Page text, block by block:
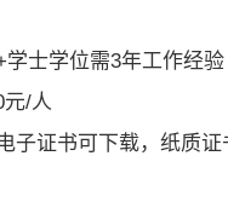
士学位需3年工作经验
/人
子证书可下载，纸质证